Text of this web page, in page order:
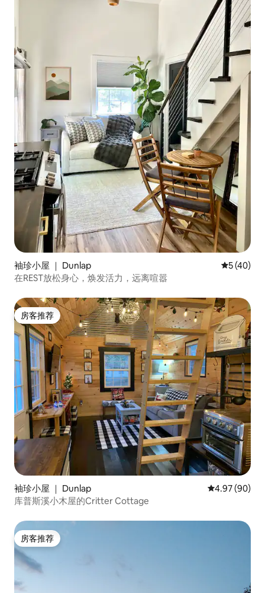
袖珍小屋 ｜ Dunlap 平均评分
5 (40)
在REST放松身心，焕发活力，远离喧嚣
房客推荐
房客推荐
袖珍小屋 ｜ Dunlap 平均评分 4.97
4.97 (90)
库普斯溪小木屋的Critter Cottage
房客推荐
房客推荐